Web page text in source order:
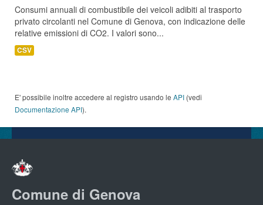
Consumi annuali di combustibile dei veicoli adibiti al trasporto
privato circolanti nel Comune di Genova, con indicazione delle
relative emissioni di CO2. I valori sono...
CSV
E' possibile inoltre accedere al registro usando le API (vedi
Documentazione API).
Comune di Genova